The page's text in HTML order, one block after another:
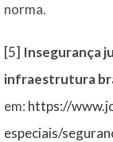
norma.
[5] Insegurança
infraestrutura
em: https://
especiais/